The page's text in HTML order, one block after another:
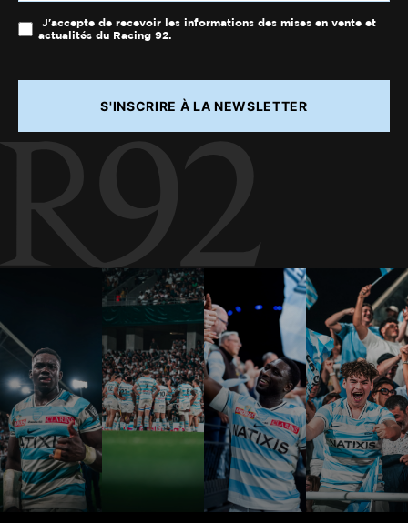
J'accepte de recevoir les informations des mises en vente et
actualités du Racing 92.
S'INSCRIRE À LA NEWSLETTER